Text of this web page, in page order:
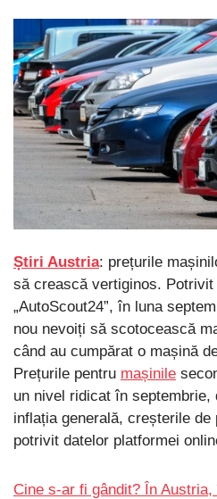
Știri Austria: prețurile
să crească vertiginos.
„AutoScout24”, în luna
nou nevoiți să scotocească
când au cumpărat o mașină
Prețurile pentru mașinile
un nivel ridicat în septembrie,
inflația generală, creșterile de
potrivit datelor platformei
Cine s-ar fi gândit? În